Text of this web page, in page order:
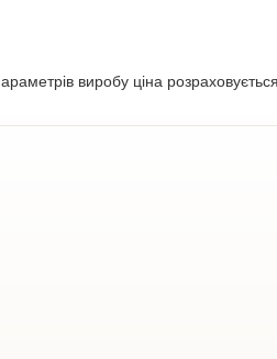
виробу ціна розраховується